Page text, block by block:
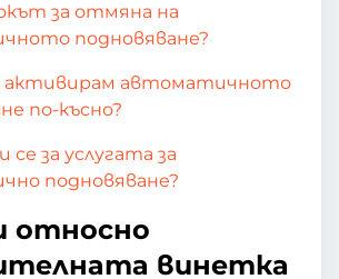
за отмяна на
подновяване?
активирам автоматичното
по-късно?
се за услугата за
подновяване?
относно
винетка